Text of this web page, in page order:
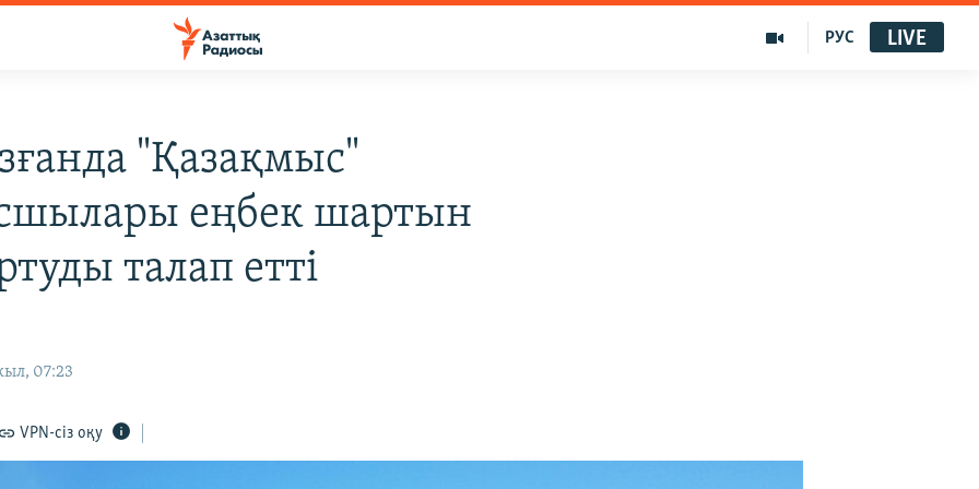
РУС LIVE
"Қазақмыс"
еңбек шартын
талап етті
07:23
VPN-сіз оқу